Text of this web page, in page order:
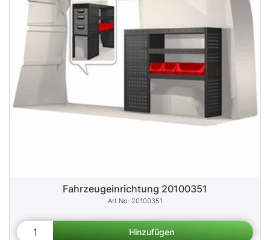
Fahrzeugeinrichtung 20100351
20100351